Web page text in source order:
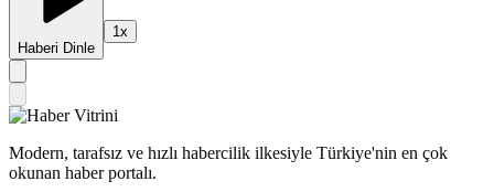
Haberi Dinle
1x
Modern, tarafsız ve hızlı habercilik ilkesiyle Türkiye'nin en çok
okunan haber portalı.